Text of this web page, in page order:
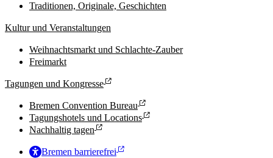
Traditionen, Originale, Geschichten
Kultur und Veranstaltungen
Weihnachtsmarkt und Schlachte-Zauber
Freimarkt
Tagungen und Kongresse
Bremen Convention Bureau
Tagungshotels und Locations
Nachhaltig tagen
Bremen barrierefrei